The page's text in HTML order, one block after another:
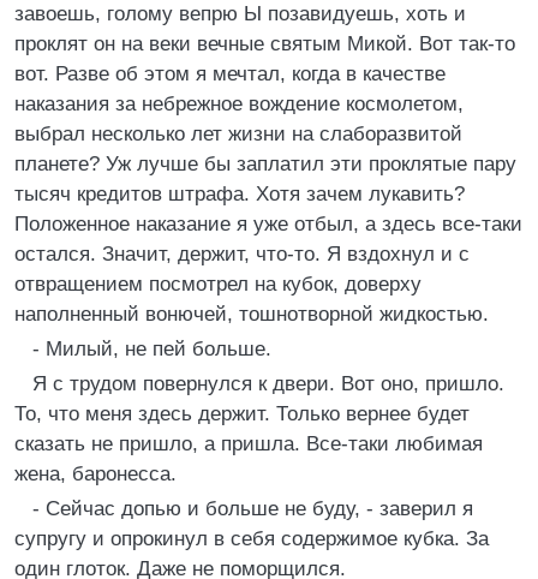
завоешь, голому вепрю Ы позавидуешь, хоть и
проклят он на веки вечные святым Микой. Вот так-то
вот. Разве об этом я мечтал, когда в качестве
наказания за небрежное вождение космолетом,
выбрал несколько лет жизни на слаборазвитой
планете? Уж лучше бы заплатил эти проклятые пару
тысяч кредитов штрафа. Хотя зачем лукавить?
Положенное наказание я уже отбыл, а здесь все-таки
остался. Значит, держит, что-то. Я вздохнул и с
отвращением посмотрел на кубок, доверху
наполненный вонючей, тошнотворной жидкостью.
- Милый, не пей больше.
Я с трудом повернулся к двери. Вот оно, пришло.
То, что меня здесь держит. Только вернее будет
сказать не пришло, а пришла. Все-таки любимая
жена, баронесса.
- Сейчас допью и больше не буду, - заверил я
супругу и опрокинул в себя содержимое кубка. За
один глоток. Даже не поморщился.